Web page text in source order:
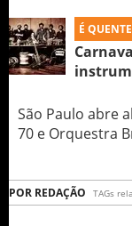
É QUENTE
São Paulo abre
70 e Orquestra
POR REDAÇÃO TAGs